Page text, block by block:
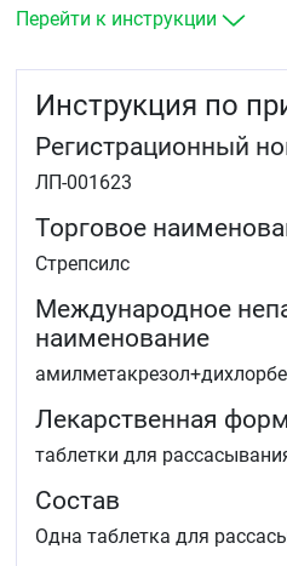
Перейти к инструкции
Инструкция по
Регистрационный
ЛП-001623
Торговое
Стрепсилс
Международное
наименование
Лекарственная
таблетки для
Состав
Одна таблетка для